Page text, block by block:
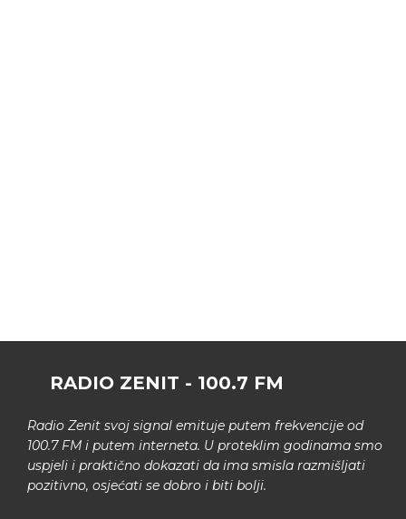
RADIO ZENIT - 100.7 FM
Radio Zenit svoj signal emituje putem frekvencije od
100.7 FM i putem interneta. U proteklim godinama smo
uspjeli i praktično dokazati da ima smisla razmišljati
pozitivno, osjećati se dobro i biti bolji.